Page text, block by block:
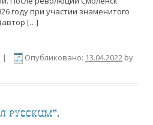
году при участии знаменитого
[…]
| Опубликовано: 13.04.2022 by
русским”.